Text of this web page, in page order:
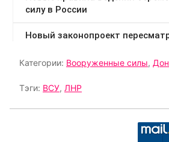
Категории: Вооруженные силы,
Тэги: ВСУ, ЛНР